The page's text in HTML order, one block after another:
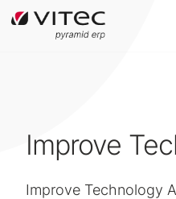
Improve
Improve Technology